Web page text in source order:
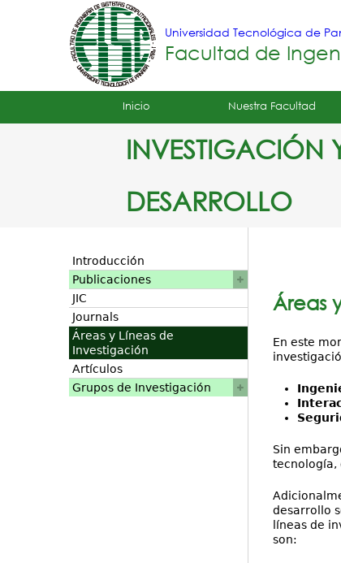
Universidad Tecnológica de
Facultad de
Tropical
Principal
Inicio Nuestra Facultad
INVESTIGACIÓN
DESARROLLO
Áreas
En este
Sin
tecnología,
desarrollo
líneas de
son:
Introducción
Publicaciones
JIC
Journals
Áreas y Líneas de
Investigación
Artículos
Grupos de Investigación